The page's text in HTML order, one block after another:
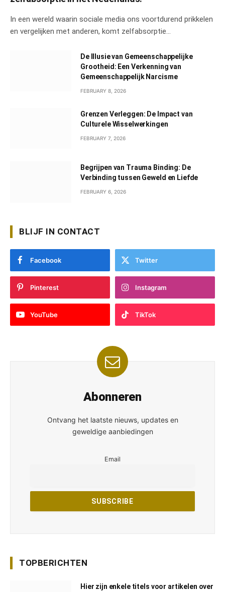
In een wereld waarin sociale media ons voortdurend prikkelen
en vergelijken met anderen, komt zelfabsorptie…
De Illusie van Gemeenschappelijke
Grootheid: Een Verkenning van
Gemeenschappelijk Narcisme
FEBRUARY 8, 2026
Grenzen Verleggen: De Impact van
Culturele Wisselwerkingen
FEBRUARY 7, 2026
Begrijpen van Trauma Binding: De
Verbinding tussen Geweld en Liefde
FEBRUARY 6, 2026
BLIJF IN CONTACT
Facebook Twitter
Pinterest Instagram
YouTube TikTok
Abonneren
Ontvang het laatste nieuws, updates en
geweldige aanbiedingen
Email
TOPBERICHTEN
Hier zijn enkele titels voor artikelen over